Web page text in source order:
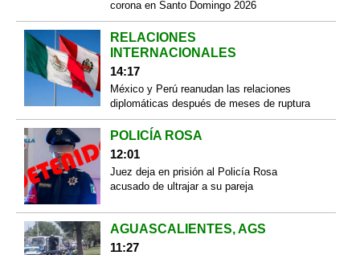
corona en Santo Domingo 2026
RELACIONES
INTERNACIONALES
14:17
México y Perú reanudan las relaciones
diplomáticas después de meses de ruptura
POLICÍA ROSA
12:01
Juez deja en prisión al Policía Rosa
acusado de ultrajar a su pareja
AGUASCALIENTES, AGS
11:27